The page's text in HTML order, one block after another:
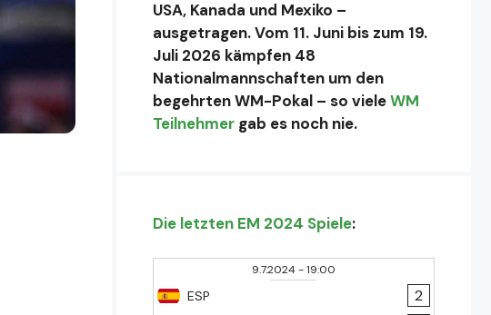
USA, Kanada und Mexiko –
ausgetragen. Vom 11. Juni bis zum 19.
Juli 2026 kämpfen 48
Nationalmannschaften um den
begehrten WM-Pokal – so vieleWM
Teilnehmer gab es noch nie.
Die letzten EM 2024 Spiele:
9.7.2024-19:00
ESP
2